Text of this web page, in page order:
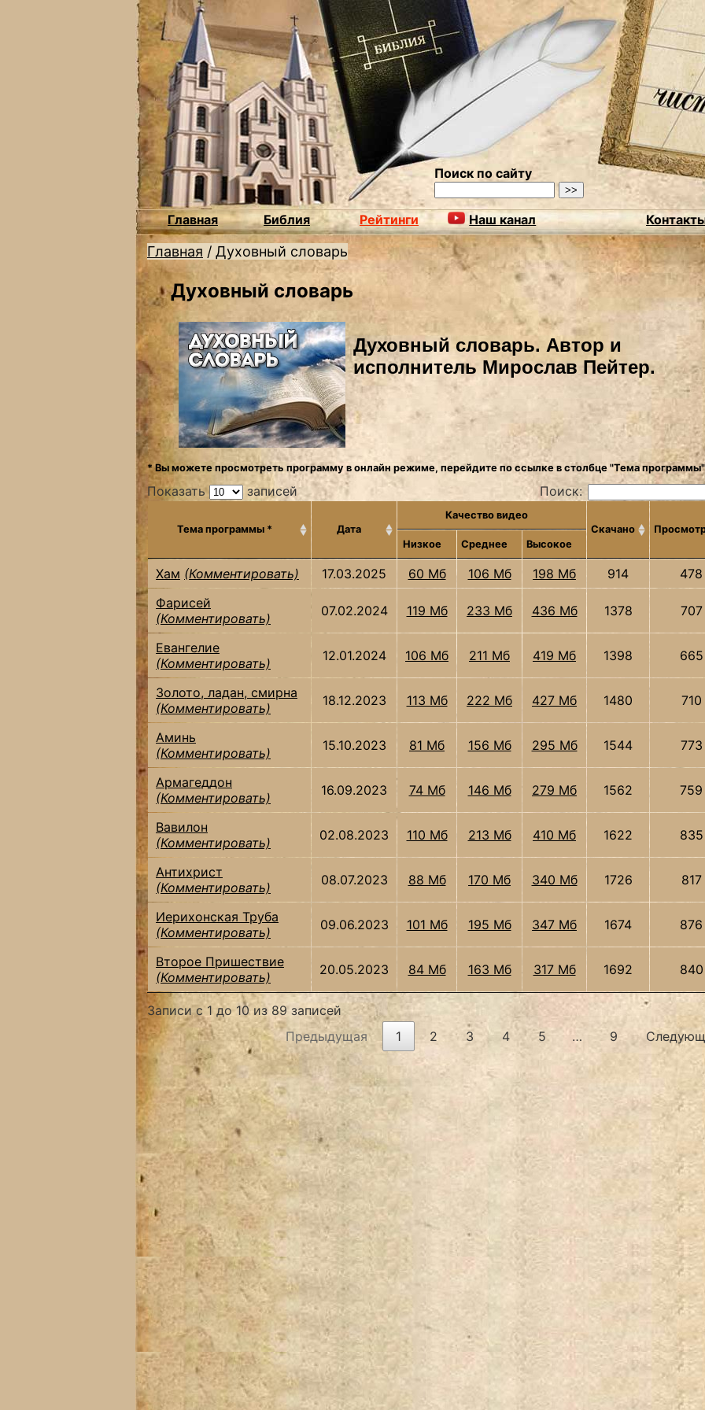
Поиск по сайту
Главная Библия Рейтинги Наш канал
Главная / Духовный словарь
Духовный словарь
Духовный словарь. Автор и
исполнитель Мирослав Пейтер.
* Вы можете просмотреть программу в онлайн режиме, перейдите по ссылке в столбце "Тема
Показать записей Поиск:
Тема программы * Дата
Качество видео
Скачано
Низкое
Среднее Высокое
Хам (Комментировать) 17.03.2025 60 Мб 106 Мб 198 Мб 914
478
Фарисей
(Комментировать)
07.02.2024 119 Мб 233 Мб 436 Мб 1378 707
Евангелие
(Комментировать)
12.01.2024 106 Мб 211 Мб 419 Мб 1398 665
Золото, ладан, смирна
(Комментировать)
18.12.2023 113 Мб 222 Мб 427 Мб 1480 710
Аминь
(Комментировать)
15.10.2023 81 Мб 156 Мб 295 Мб 1544 773
Армагеддон
(Комментировать)
16.09.2023 74 Мб 146 Мб 279 Мб 1562 759
Вавилон
(Комментировать)
02.08.2023 110 Мб 213 Мб 410 Мб 1622 835
Антихрист
(Комментировать)
08.07.2023 88 Мб 170 Мб 340 Мб 1726 817
Иерихонская Труба
(Комментировать)
09.06.2023 101 Мб 195 Мб 347 Мб 1674 876
Второе Пришествие
(Комментировать)
20.05.2023 84 Мб 163 Мб 317 Мб 1692 840
Записи с 1 до 10 из 89 записей
Предыдущая
1 2 3 4 5 … 9